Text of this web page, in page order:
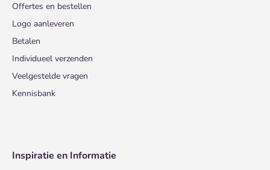
Offertes en bestellen
Logo aanleveren
Betalen
Individueel verzenden
Veelgestelde vragen
Kennisbank
Inspiratie en Informatie